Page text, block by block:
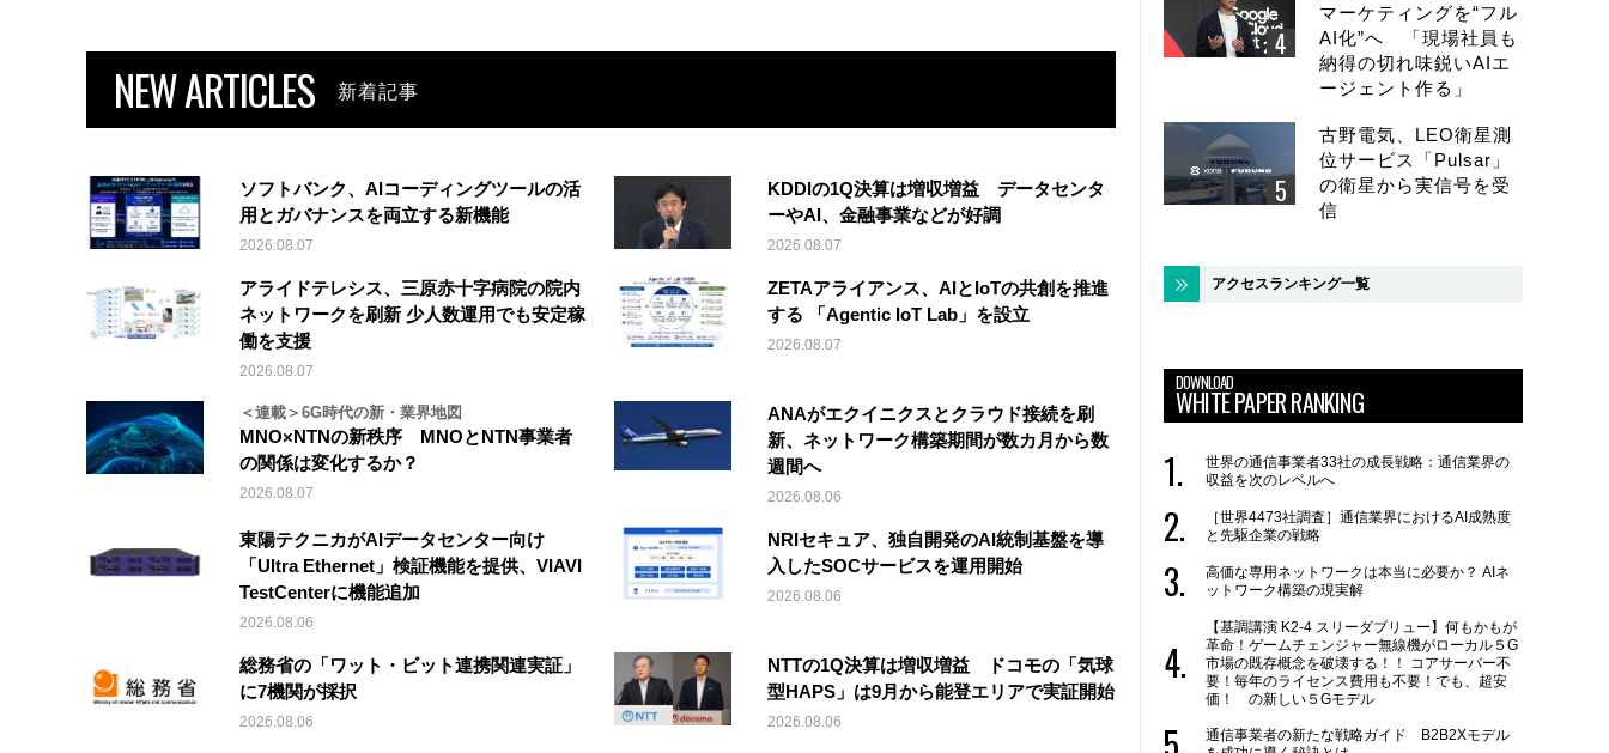
NEW ARTICLES 新着記事
ソフトバンク、AIコーディングツールの活
用とガバナンスを両立する新機能
2026.08.07
KDDIの1Q決算は増収増益 データセンタ
ーやAI、金融事業などが好調
2026.08.07
アライドテレシス、三原赤十字病院の院内
ネットワークを刷新 少人数運用でも安定稼
働を支援
2026.08.07
ZETAアライアンス、AIとIoTの共創を推進
する 「Agentic IoT Lab」を設立
2026.08.07
＜連載＞6G時代の新・業界地図
MNO×NTNの新秩序 MNOとNTN事業者
の関係は変化するか？
2026.08.07
ANAがエクイニクスとクラウド接続を刷
新、ネットワーク構築期間が数カ月から数
週間へ
2026.08.06
東陽テクニカがAIデータセンター向け
「Ultra Ethernet」検証機能を提供、VIAVI
TestCenterに機能追加
2026.08.06
NRIセキュア、独自開発のAI統制基盤を導
入したSOCサービスを運用開始
2026.08.06
総務省の「ワット・ビット連携関連実証」
に7機関が採択
2026.08.06
NTTの1Q決算は増収増益 ドコモの「気球
型HAPS」は9月から能登エリアで実証開始
2026.08.06
マーケティングを“フル
AI化”へ 「現場社員も
納得の切れ味鋭いAIエ
ージェント作る」
古野電気、LEO衛星測
位サービス「Pulsar」
の衛星から実信号を受
信
アクセスランキング一覧
DOWNLOAD
WHITE PAPER RANKING
世界の通信事業者33社の成長戦略：通信業界の
収益を次のレベルへ
［世界4473社調査］通信業界におけるAI成熟度
と先駆企業の戦略
高価な専用ネットワークは本当に必要か？ AIネ
ットワーク構築の現実解
【基調講演 K2-4 スリーダブリュー】何もかもが
革命！ゲームチェンジャー無線機がローカル５G
市場の既存概念を破壊する！！ コアサーバー不
要！毎年のライセンス費用も不要！でも、超安
価！ の新しい５Gモデル
通信事業者の新たな戦略ガイド B2B2Xモデル